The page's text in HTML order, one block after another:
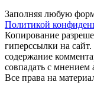
Заполняя любую
Политикой
Копирование
гиперссылки на сайт.
содержание
совпадать с мнением
Все права на